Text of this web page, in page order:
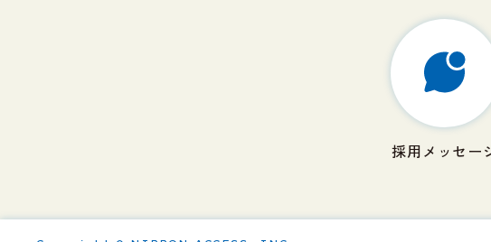
採用メッセー